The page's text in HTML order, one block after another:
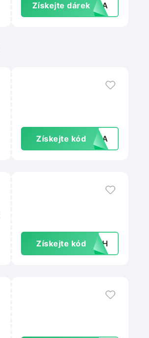
Získejte dárekARMA
Získejte kód10VA
Získejte kódZDPH